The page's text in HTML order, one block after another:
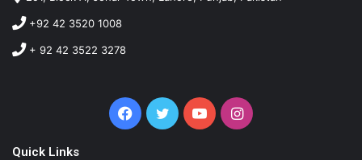
+92 42 3520 1008
+ 92 42 3522 3278
Facebook
TwitterYouTubeInstagram
Quick Links